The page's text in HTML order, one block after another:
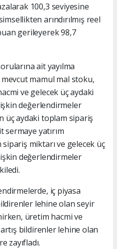
100,3 seviyesine
arındırılmış reel
gerileyerek 98,7
ait yayılma
mamul mal stoku,
ve gelecek üç aydaki
değerlendirmeler
üç aydaki toplam sipariş
sermaye yatırım
miktarı ve gelecek üç
değerlendirmeler
iç piyasa
lehine olan seyir
üretim hacmi ve
bildirenler lehine olan
zayıfladı.